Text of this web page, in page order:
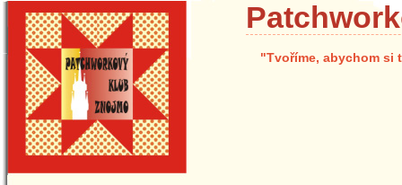
"Tvoříme, abychom si